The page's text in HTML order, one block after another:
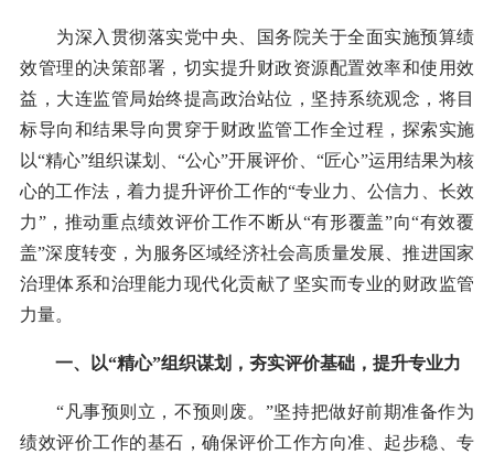
为深入贯彻落实党中央、国务院关于全面实施预算绩
效管理的决策部署，切实提升财政资源配置效率和使用效
益，大连监管局始终提高政治站位，坚持系统观念，将目
标导向和结果导向贯穿于财政监管工作全过程，探索实施
以“精心”组织谋划、“公心”开展评价、“匠心”运用结果为核
心的工作法，着力提升评价工作的“专业力、公信力、长效
力”，推动重点绩效评价工作不断从“有形覆盖”向“有效覆
盖”深度转变，为服务区域经济社会高质量发展、推进国家
治理体系和治理能力现代化贡献了坚实而专业的财政监管
力量。
一、以“精心”组织谋划，夯实评价基础，提升专业力
“凡事预则立，不预则废。”坚持把做好前期准备作为
绩效评价工作的基石，确保评价工作方向准、起步稳、专